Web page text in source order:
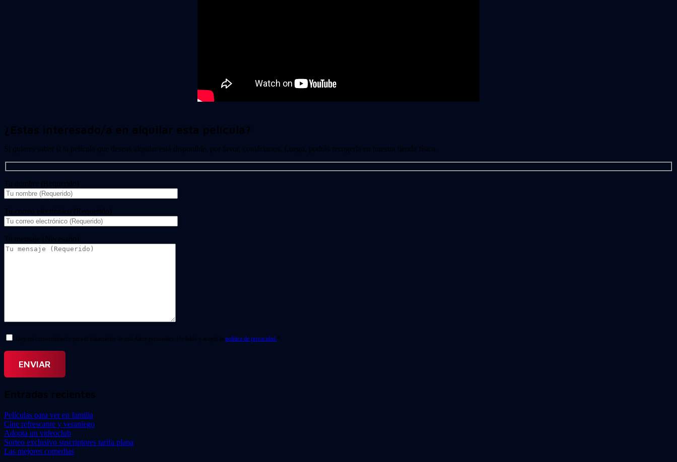
¿Estas interesado/a en alquilar esta película?
Si quieres saber si la película que deseas alquilar está disponible, por favor, contáctanos. Luego, podrás recogerla en nuestra tienda física.
Tu nombre (Requerido)
Tu correo electrónico (Requerido)
Tu mensaje (Necesario)
Doy mi consentimiento para el tratamiento de mis datos personales. He leído y acepto la política de privacidad. *
Entradas recientes
Películas para ver en familia
Cine refrescante y veraniego
Adopta un videoclub
Sorteo exclusivo suscriptores tarifa plana
Las mejores comedias